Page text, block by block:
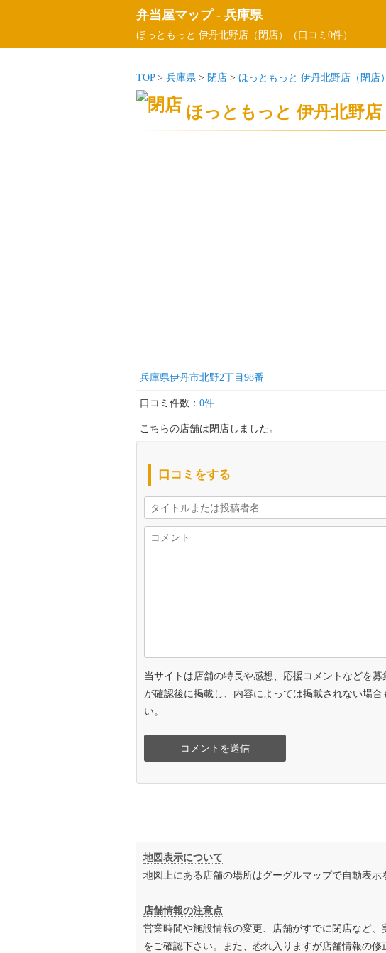
弁当屋マップ- 兵庫県
ほっともっと 伊丹北野店（閉店）（口コミ0件）
TOP> 兵庫県 > 閉店 > ほっともっと 伊丹北野店（閉店）
ほっともっと 伊丹北野店
兵庫県伊丹市北野2丁目98番
口コミ件数： 0件
こちらの店舗は閉店しました。
口コミをする
当サイトは店舗の特長や感想、応援コメントなどを
が確認後に掲載し、内容によっては掲載されない場
い。
地図表示について
地図上にある店舗の場所はグーグルマップで自動表
店舗情報の注意点
営業時間や施設情報の変更、店舗がすでに閉店など
をご確認下さい。また、恐れ入りますが店舗情報の修